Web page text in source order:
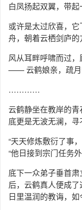
白凤扬起双翼，带起
或许是太过欣喜，
舟，朝着云栖剑庐的
风从耳畔呼啸而过
—— 云鹤娘亲，疏月
…………
云鹤静坐在教岸的
底更是无波无澜，
“天天修炼敷衍了事
“他日接到宗门任务
底下一众弟子垂首
后，云鹤真人便成
日里温润的教诲，如